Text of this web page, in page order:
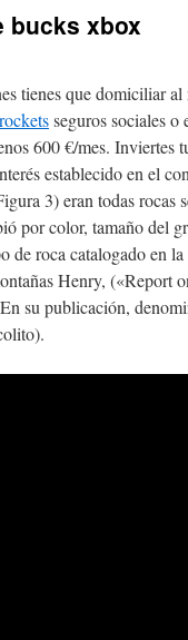
bucks xbox
tienes que domiciliar al
seguros sociales o
600 €/mes. Inviertes
establecido en el
3) eran todas rocas
por color, tamaño del
de roca catalogado en
Henry, («Report
su publicación,